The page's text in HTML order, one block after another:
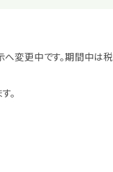
変更中です。期間中は
。